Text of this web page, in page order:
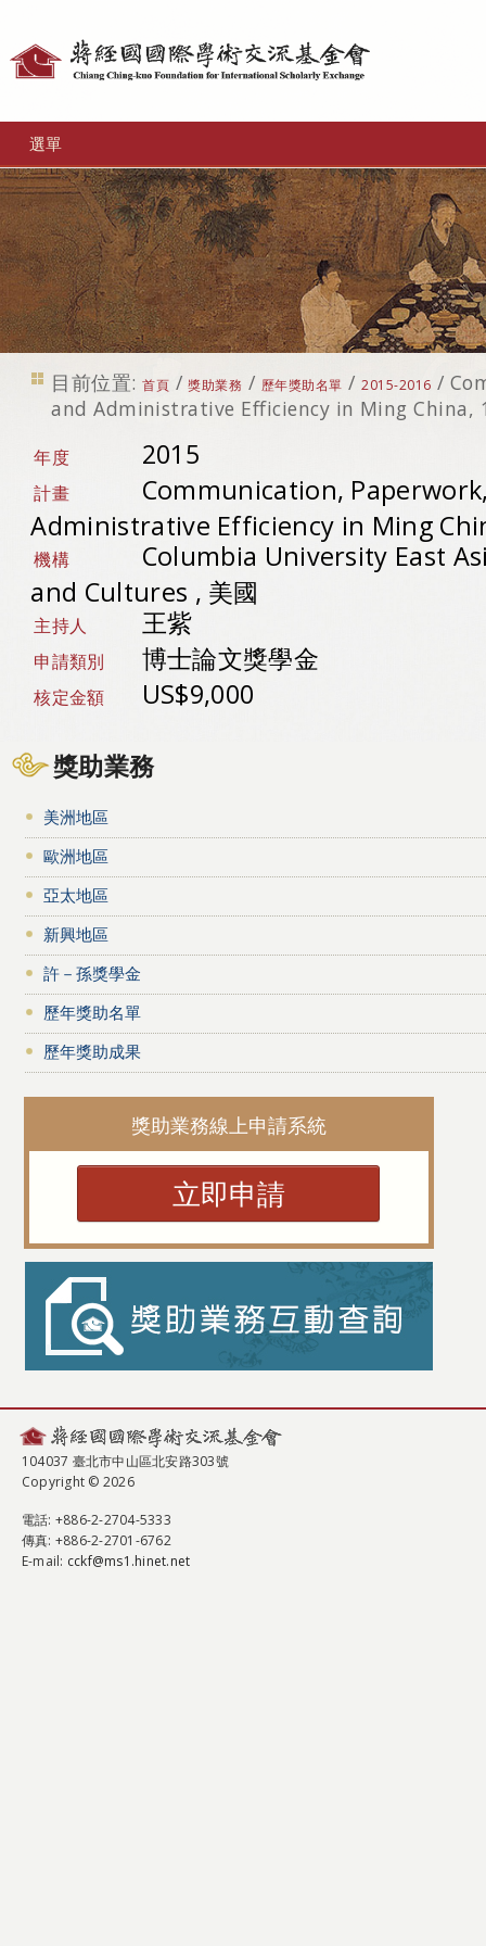
選單
目前位置: 首頁 /獎助業務 / 歷年獎助名單 /2015-2016 /
and Administrative Efficiency in Ming China,
年度 2015
計畫
Communication,
Administrative Efficiency in Ming
機構
Columbia University East
and Cultures , 美國
主持人 王紫
申請類別 博士論文獎學金
核定金額 US$9,000
獎助業務
美洲地區
歐洲地區
亞太地區
新興地區
許－孫獎學金
歷年獎助名單
歷年獎助成果
獎助業務線上申請系統
立即申請
104037 臺北市中山區北安路303號
Copyright © 2026
電話: +886-2-2704-5333
傳真: +886-2-2701-6762
E-mail: cckf@ms1.hinet.net